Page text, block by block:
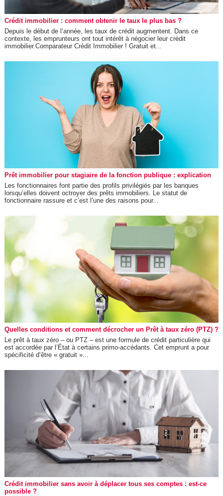
Crédit immobilier : comment obtenir le taux le plus bas ?
Depuis le début de l’année, les taux de crédit augmentent. Dans ce
contexte, les emprunteurs ont tout intérêt à négocier leur crédit
immobilier.Comparateur Crédit Immobilier ! Gratuit et...
Prêt immobilier pour stagiaire de la fonction publique : explication
Les fonctionnaires font partie des profils privilégiés par les banques
lorsqu’elles doivent octroyer des prêts immobiliers. Le statut de
fonctionnaire rassure et c’est l’une des raisons pour...
Quelles conditions et comment décrocher un Prêt à taux zéro (PTZ) ?
Le prêt à taux zéro – ou PTZ – est une formule de crédit particulière qui
est accordée par l’État à certains primo-accédants. Cet emprunt a pour
spécificité d’être « gratuit »...
Crédit immobilier sans avoir à déplacer tous ses comptes : est-ce
possible ?